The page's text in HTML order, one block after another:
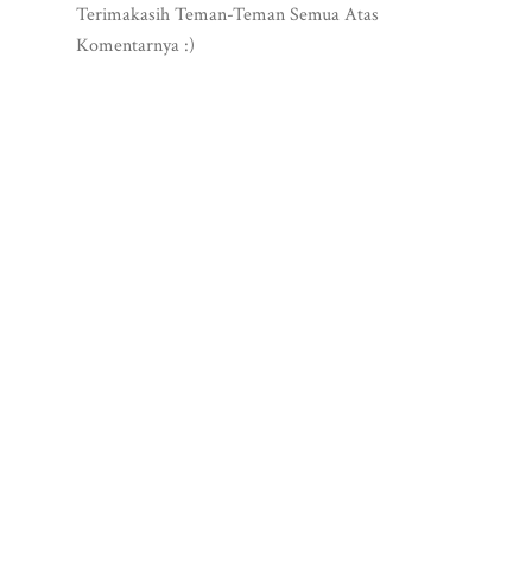
Terimakasih Teman-Teman Semua Atas
Komentarnya :)